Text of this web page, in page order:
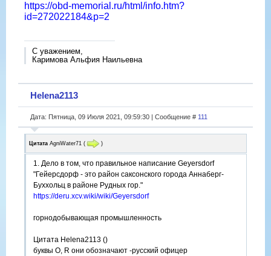
https://obd-memorial.ru/html/info.htm?
id=272022184&p=2
С уважением,
Каримова Альфия Наильевна
Helena2113
Дата: Пятница, 09 Июля 2021, 09:59:30 | Сообщение # 111
Цитата AgniWater71 ( )
1. Дело в том, что правильное написание Geyersdorf
"Гейерсдорф - это район саксонского города Аннаберг-
Буххольц в районе Рудных гор."
https://deru.xcv.wiki/wiki/Geyersdorf
горнодобывающая промышленность
Цитата Helena2113 ()
буквы O, R они обозначают -русский офицер